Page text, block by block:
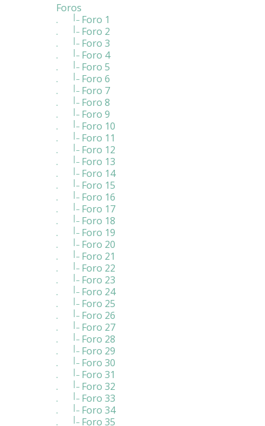
Foros
.
|_ Foro 1
.
|_ Foro 2
.
|_ Foro 3
.
|_ Foro 4
.
|_ Foro 5
.
|_ Foro 6
.
|_ Foro 7
.
|_ Foro 8
.
|_ Foro 9
.
|_ Foro 10
.
|_ Foro 11
.
|_ Foro 12
.
|_ Foro 13
.
|_ Foro 14
.
|_ Foro 15
.
|_ Foro 16
.
|_ Foro 17
.
|_ Foro 18
.
|_ Foro 19
.
|_ Foro 20
.
|_ Foro 21
.
|_ Foro 22
.
|_ Foro 23
.
|_ Foro 24
.
|_ Foro 25
.
|_ Foro 26
.
|_ Foro 27
.
|_ Foro 28
.
|_ Foro 29
.
|_ Foro 30
.
|_ Foro 31
.
|_ Foro 32
.
|_ Foro 33
.
|_ Foro 34
.
|_ Foro 35